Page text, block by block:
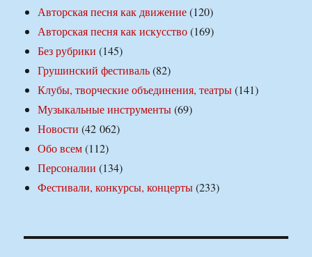
Авторская песня как движение(120)
Авторская песня как искусство(169)
Без рубрики (145)
Грушинский фестиваль(82)
Клубы, творческие объединения, театры(141)
Музыкальные инструменты(69)
Новости (42 062)
Обо всем(112)
Персоналии (134)
Фестивали, конкурсы, концерты(233)